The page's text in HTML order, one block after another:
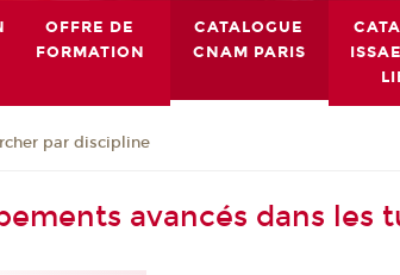
OFFRE DE
FORMATION
CATALOGUE
CNAM PARIS
par discipline
avancés dans les